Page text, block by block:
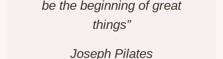
be the beginning of great
things”
Joseph Pilates